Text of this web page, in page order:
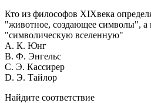
Кто из философов XIXвека
"животное, создающее символы", а
"символическую вселенную"
A. К. Юнг
B. Ф. Энгельс
C. Э. Кассирер
D. Э. Тайлор
Найдите соответствие